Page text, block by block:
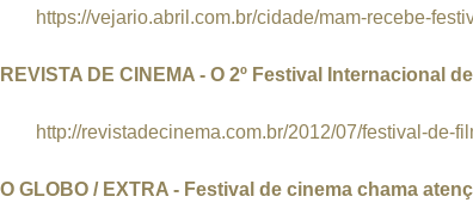
https://vejario.abril.com.br/cidade/mam-recebe-
REVISTA DE CINEMA - O 2º Festival Internacional
http://revistadecinema.com.br/2012/07/festival-de-
O GLOBO / EXTRA - Festival de cinema chama